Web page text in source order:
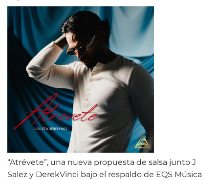
“Atrévete”, una nueva propuesta de salsa junto J
Salez y DerekVinci bajo el respaldo de EQS Música